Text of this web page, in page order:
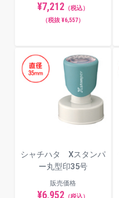
¥7,212 （税込）
（税抜 ¥6,557）
シャチハタ Xスタンパ
ー丸型印35号
販売価格
¥6,952 （税込）